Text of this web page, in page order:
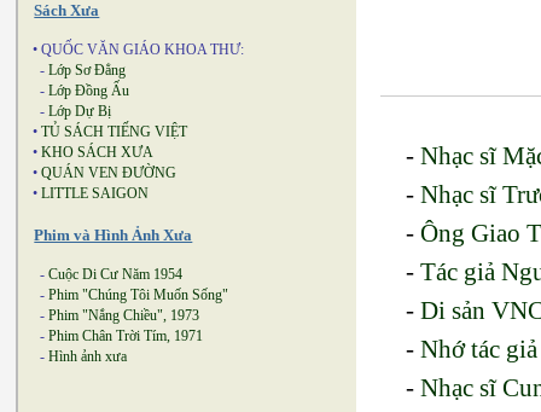
Sách Xưa
• QUỐC VĂN GIÁO KHOA THƯ:
- Lớp Sơ Đẳng
- Lớp Đồng Ấu
- Lớp Dự Bị
• TỦ SÁCH TIẾNG VIỆT
• KHO SÁCH XƯA
• QUÁN VEN ĐƯỜNG
• LITTLE SAIGON
Phim và Hình Ảnh Xưa
- Cuộc Di Cư Năm 1954
- Phim "Chúng Tôi Muốn Sống"
- Phim "Nắng Chiều", 1973
- Phim Chân Trời Tím, 1971
- Hình ảnh xưa
-Nhạc sĩ
-Nhạc sĩ
-Ông Giao
-Tác giả
-Di sản
-Nhớ tác
-Nhạc sĩ